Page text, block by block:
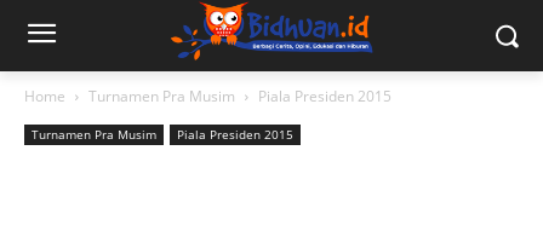
Home Turnamen Pra Musim Piala Presiden 2015
Turnamen Pra Musim Piala Presiden 2015